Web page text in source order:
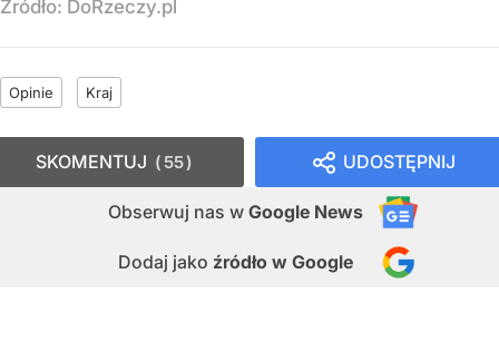
Źródło: DoRzeczy.pl
Opinie Kraj
UDOSTĘPNIJ
Obserwuj nas w Google News
Dodaj jako źródło w Google
SKOMENTUJ 55